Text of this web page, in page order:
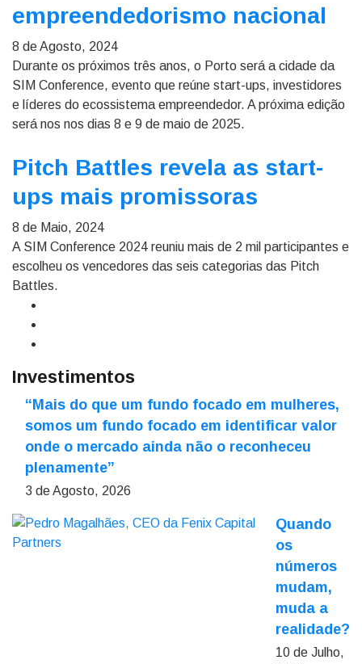
empreendedorismo nacional
8 de Agosto, 2024
Durante os próximos três anos, o Porto será a cidade da
SIM Conference, evento que reúne start-ups, investidores
e líderes do ecossistema empreendedor. A próxima edição
será nos nos dias 8 e 9 de maio de 2025.
Pitch Battles revela as start-
ups mais promissoras
8 de Maio, 2024
A SIM Conference 2024 reuniu mais de 2 mil participantes e
escolheu os vencedores das seis categorias das Pitch
Battles.
Investimentos
“Mais do que um fundo focado em mulheres,
somos um fundo focado em identificar valor
onde o mercado ainda não o reconheceu
plenamente”
3 de Agosto, 2026
Quando
os
números
mudam,
muda a
realidade?
10 de Julho,